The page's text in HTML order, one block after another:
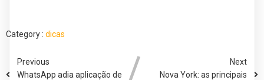
Category : dicas
Previous
WhatsApp adia aplicação de
Next
Nova York: as principais